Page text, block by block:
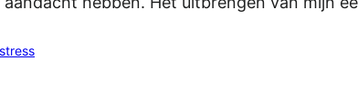
stress